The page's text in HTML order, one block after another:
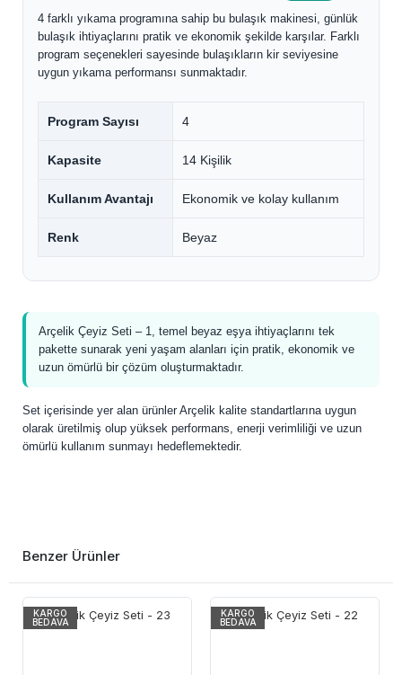
4 farklı yıkama programına sahip bu bulaşık makinesi, günlük
bulaşık ihtiyaçlarını pratik ve ekonomik şekilde karşılar. Farklı
program seçenekleri sayesinde bulaşıkların kir seviyesine
uygun yıkama performansı sunmaktadır.
Program Sayısı 4
Kapasite 14 Kişilik
Kullanım Avantajı Ekonomik ve kolay kullanım
Renk Beyaz
Arçelik Çeyiz Seti – 1, temel beyaz eşya ihtiyaçlarını tek
pakette sunarak yeni yaşam alanları için pratik, ekonomik ve
uzun ömürlü bir çözüm oluşturmaktadır.
Set içerisinde yer alan ürünler Arçelik kalite standartlarına uygun
olarak üretilmiş olup yüksek performans, enerji verimliliği ve uzun
ömürlü kullanım sunmayı hedeflemektedir.
Benzer Ürünler
KARGO
BEDAVA
KARGO
BEDAVA